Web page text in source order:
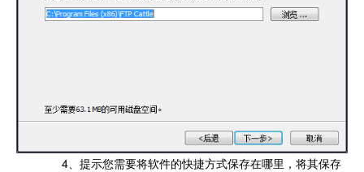
4、提示您需要将软件的快捷方式保存在哪里，将其保存